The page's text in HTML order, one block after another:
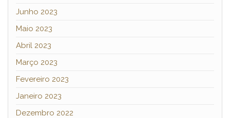
Junho 2023
Maio 2023
Abril 2023
Março 2023
Fevereiro 2023
Janeiro 2023
Dezembro 2022